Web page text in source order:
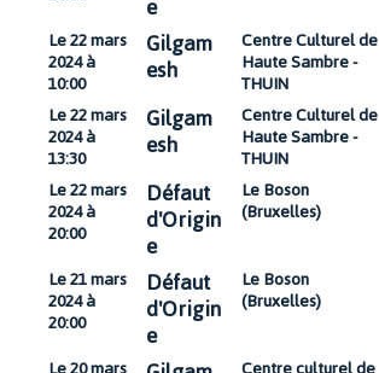
Le 22 mars
2024 à
10:00
Gilgam
esh
Centre Culturel de
Haute Sambre -
THUIN
Le 22 mars
2024 à
13:30
Gilgam
esh
Centre Culturel de
Haute Sambre -
THUIN
Le 22 mars
2024 à
20:00
Défaut
d'Origin
e
Le Boson
(Bruxelles)
Le 21 mars
2024 à
20:00
Défaut
d'Origin
e
Le Boson
(Bruxelles)